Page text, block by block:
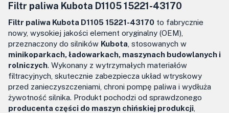
Filtr paliwa Kubota D1105 15221-43170
Filtr paliwa Kubota D1105 15221-43170 to fabrycznie
nowy, wysokiej jakości element oryginalny (OEM),
przeznaczony do silników Kubota , stosowanych w
minikoparkach, ładowarkach, maszynach budowlanych i
rolniczych. Wykonany z wytrzymałych materiałów
filtracyjnych, skutecznie zabezpiecza układ wtryskowy
przed zanieczyszczeniami, chroni pompę paliwa i wydłuża
żywotność silnika. Produkt pochodzi od sprawdzonego
producenta części do maszyn chińskiej produkcji